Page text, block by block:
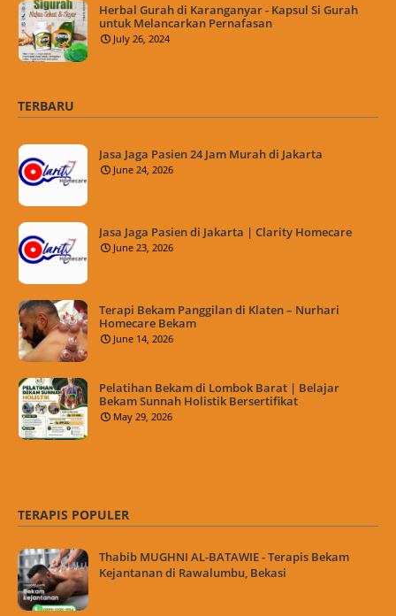
Herbal Gurah di Karanganyar - Kapsul Si Gurah
untuk Melancarkan Pernafasan
July 26, 2024
TERBARU
Jasa Jaga Pasien 24 Jam Murah di Jakarta
June 24, 2026
Jasa Jaga Pasien di Jakarta | Clarity Homecare
June 23, 2026
Terapi Bekam Panggilan di Klaten – Nurhari
Homecare Bekam
June 14, 2026
Pelatihan Bekam di Lombok Barat | Belajar
Bekam Sunnah Holistik Bersertifikat
May 29, 2026
TERAPIS POPULER
Thabib MUGHNI AL-BATAWIE - Terapis Bekam
Kejantanan di Rawalumbu, Bekasi